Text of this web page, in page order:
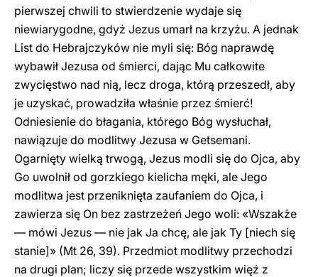
pierwszej chwili to stwierdzenie wydaje się
niewiarygodne, gdyż Jezus umarł na krzyżu. A jednak
List do Hebrajczyków nie myli się: Bóg naprawdę
wybawił Jezusa od śmierci, dając Mu całkowite
zwycięstwo nad nią, lecz droga, którą przeszedł, aby
je uzyskać, prowadziła właśnie przez śmierć!
Odniesienie do błagania, którego Bóg wysłuchał,
nawiązuje do modlitwy Jezusa w Getsemani.
Ogarnięty wielką trwogą, Jezus modli się do Ojca, aby
Go uwolnił od gorzkiego kielicha męki, ale Jego
modlitwa jest przeniknięta zaufaniem do Ojca, i
zawierza się On bez zastrzeżeń Jego woli: «Wszakże
— mówi Jezus — nie jak Ja chcę, ale jak Ty [niech się
stanie]» (Mt 26, 39). Przedmiot modlitwy przechodzi
na drugi plan; liczy się przede wszystkim więź z